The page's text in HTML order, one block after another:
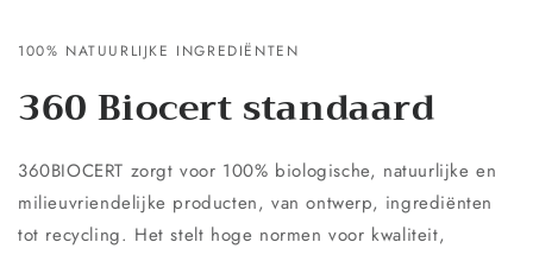
100% NATUURLIJKE INGREDIËNTEN
360 Biocert standaard
360BIOCERT zorgt voor 100% biologische, natuurlijke en
milieuvriendelijke producten, van ontwerp, ingrediënten
tot recycling. Het stelt hoge normen voor kwaliteit,